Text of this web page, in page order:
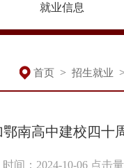
就业信息
首页 > 招生就业 >
南高中建校四十
时间：2024-10-06 点击量